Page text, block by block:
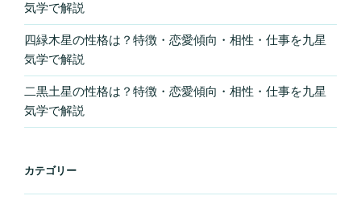
気学で解説
四緑木星の性格は？特徴・恋愛傾向・相性・仕事を九星
気学で解説
二黒土星の性格は？特徴・恋愛傾向・相性・仕事を九星
気学で解説
カテゴリー